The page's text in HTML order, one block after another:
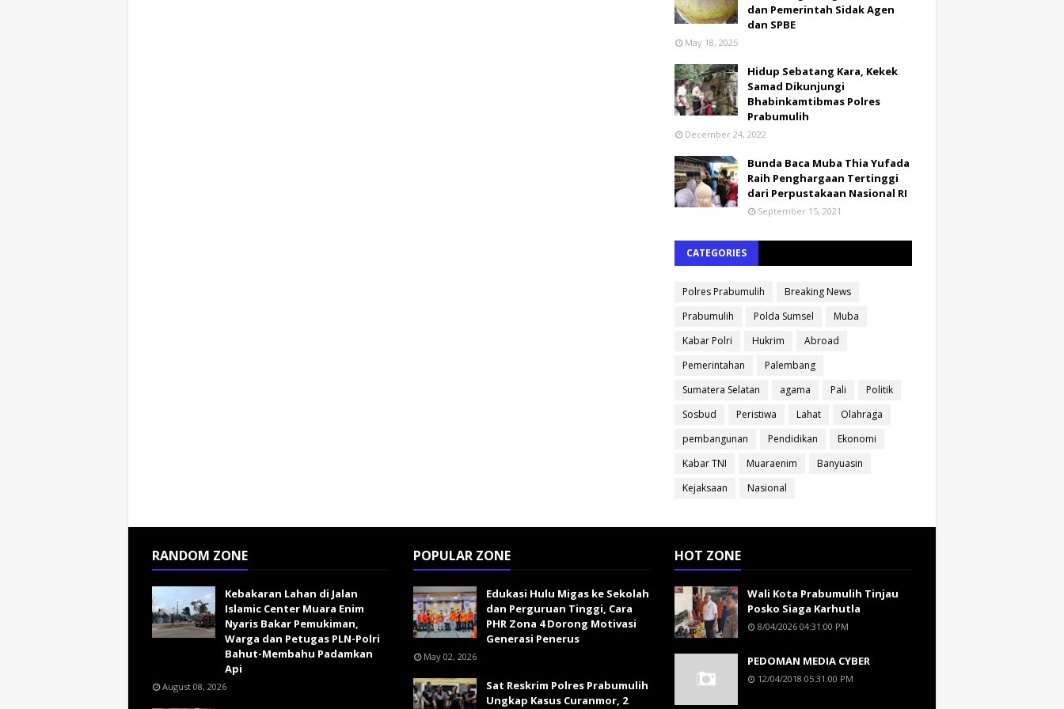
dan Pemerintah Sidak Agen
dan SPBE
May 18, 2025
Hidup Sebatang Kara, Kekek
Samad Dikunjungi
Bhabinkamtibmas Polres
Prabumulih
December 24, 2022
Bunda Baca Muba Thia Yufada
Raih Penghargaan Tertinggi
dari Perpustakaan Nasional RI
September 15, 2021
CATEGORIES
Polres Prabumulih
Breaking News
Prabumulih
Polda Sumsel
Muba
Kabar Polri
Hukrim
Abroad
Pemerintahan
Palembang
Sumatera Selatan
agama Pali
Politik
Sosbud
Peristiwa Lahat
Olahraga
pembangunan
Pendidikan
Ekonomi
Kabar TNI
Muaraenim
Banyuasin
Kejaksaan
Nasional
RANDOM ZONE
Kebakaran Lahan di Jalan
Islamic Center Muara Enim
Nyaris Bakar Pemukiman,
Warga dan Petugas PLN-Polri
Bahut-Membahu Padamkan
Api
August 08, 2026
POPULAR ZONE
Edukasi Hulu Migas ke Sekolah
dan Perguruan Tinggi, Cara
PHR Zona 4 Dorong Motivasi
Generasi Penerus
May 02, 2026
Sat Reskrim Polres Prabumulih
Ungkap Kasus Curanmor, 2
HOT ZONE
Wali Kota Prabumulih Tinjau
Posko Siaga Karhutla
8/04/2026 04:31:00 PM
PEDOMAN MEDIA CYBER
12/04/2018 05:31:00 PM